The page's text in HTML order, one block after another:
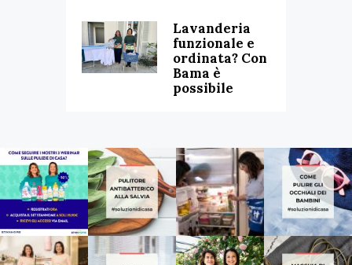
Lavanderia
funzionale e
ordinata? Con
Bama è
possibile